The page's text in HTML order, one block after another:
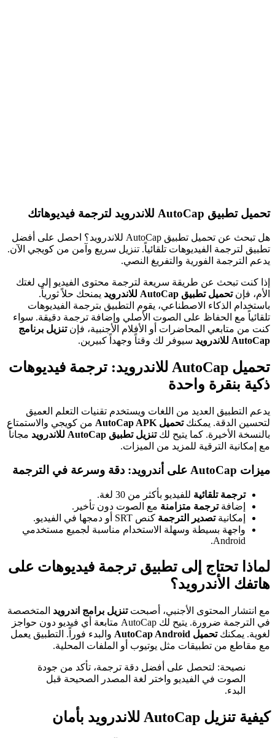
تحميل تطبيق AutoCap للاندرويد لترجمة فيديوهاتك
هل تبحث عن تحميل تطبيق AutoCap للاندرويد؟ احصل على أفضل
تطبيق لترجمة الفيديوهات تلقائياً. تنزيل سريع وآمن من كويجي الآن.
يدعم الترجمة الفورية والتفريغ النصي.
إذا كنت تبحث عن طريقة سريعة لترجمة محتوى الفيديو إلى لغتك
الأم، فإنتحميل تطبيق AutoCap للاندرويد
يمنحك حلاً ثورياً.
باستخدام الذكاء الاصطناعي، يقوم التطبيق بترجمة الفيديوهات
تلقائياً مع الحفاظ على الصوت الأصلي وإضافة ترجمة دقيقة. سواء
كنت من متابعي المحاضرات أو الأفلام الأجنبية، فإنتنزيل برنامج
AutoCap للاندرويد
سيوفر لك وقتاً وجهداً كبيرين.
تحميل AutoCap للاندرويد: ترجمة فيديوهات
ذكية بنقرة واحدة
يدعم التطبيق العديد من اللغات ويستخدم تقنيات التعلم العميق
لتحسين الدقة. يمكنكتحميل AutoCap APK
من كويجي والاستمتاع
بالنسخة الأخيرة. كما يتيح لكتنزيل تطبيق AutoCap للاندرويد
مجاناً
مع إمكانية الترقية للمزيد من الميزات.
ميزات AutoCap على أندرويد: دقة وسرعة في الترجمة
ترجمة تلقائية للفيديو بأكثر من 30 لغة.
إضافةترجمة متزامنة مع الصوت دون تأخير.
إمكانيةتصدير الترجمة كنص SRT أو دمجها في الفيديو.
واجهة بسيطة وسهلة الاستخدام مناسبة لجميع مستخدمي
Android.
لماذا تحتاج إلى تطبيق ترجمة فيديوهات على
هاتفك الأندرويد؟
مع انتشار المحتوى الأجنبي، أصبحتتنزيل برامج اندرويد المتخصصة
في الترجمة ضرورة. يتيح لك AutoCap متابعة أي فيديو دون حواجز
لغوية. يمكنكتحميل AutoCap Android
والبدء فوراً. التطبيق يعمل
مع مقاطع من تطبيقات مثل يوتيوب أو الملفات المحلية.
نصيحة: لتحصل على أفضل دقة ترجمة، تأكد من جودة
الصوت في الفيديو واختر لغة المصدر الصحيحة قبل
البدء.
كيفية تنزيل AutoCap للاندرويد بأمان